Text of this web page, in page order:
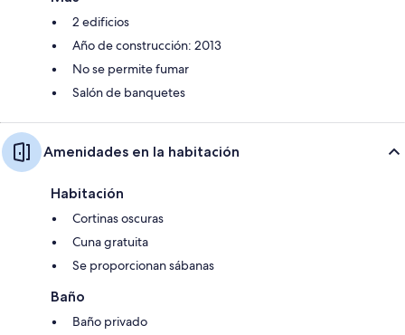
2 edificios
Año de construcción: 2013
No se permite fumar
Salón de banquetes
Amenidades en la habitación
Habitación
Cortinas oscuras
Cuna gratuita
Se proporcionan sábanas
Baño
Baño privado